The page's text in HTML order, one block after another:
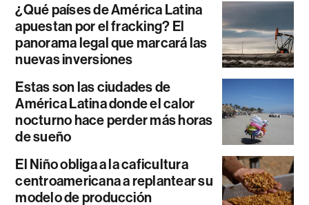
¿Qué países de América Latina
apuestan por el fracking? El
panorama legal que marcará las
nuevas inversiones
Estas son las ciudades de
América Latina donde el calor
nocturno hace perder más horas
de sueño
El Niño obliga a la caficultura
centroamericana a replantear su
modelo de producción